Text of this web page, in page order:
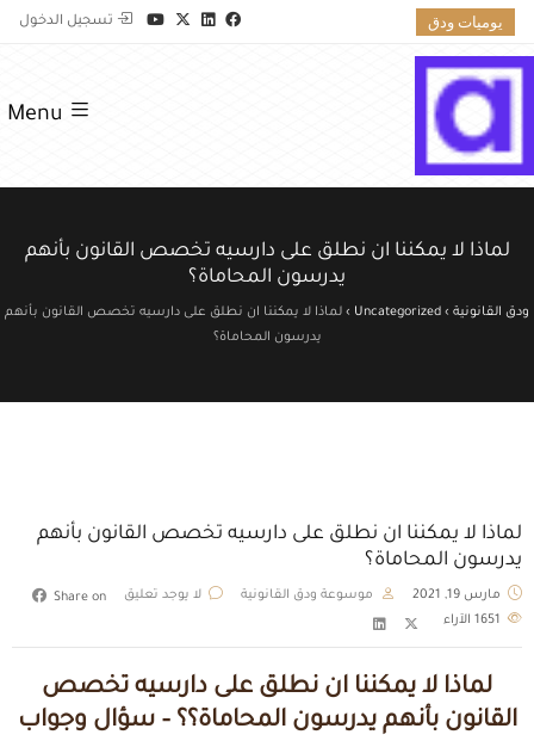
يوميات ودق تسجيل الدخول
Menu
لماذا لا يمكننا ان نطلق على دارسيه تخصص القانون بأنهم
يدرسون المحاماة؟
ودق القانونية ›
Uncategorized
› لماذا لا يمكننا ان نطلق على دارسيه تخصص القانون بأنهم
يدرسون المحاماة؟
لماذا لا يمكننا ان نطلق على دارسيه تخصص القانون بأنهم
يدرسون المحاماة؟
مارس 19, 2021 موسوعة ودق القانونية
لا يوجد تعليق
الآراء
Share on
لماذا لا يمكننا ان نطلق على دارسيه تخصص
القانون بأنهم يدرسون المحاماة؟؟ – سؤال وجواب